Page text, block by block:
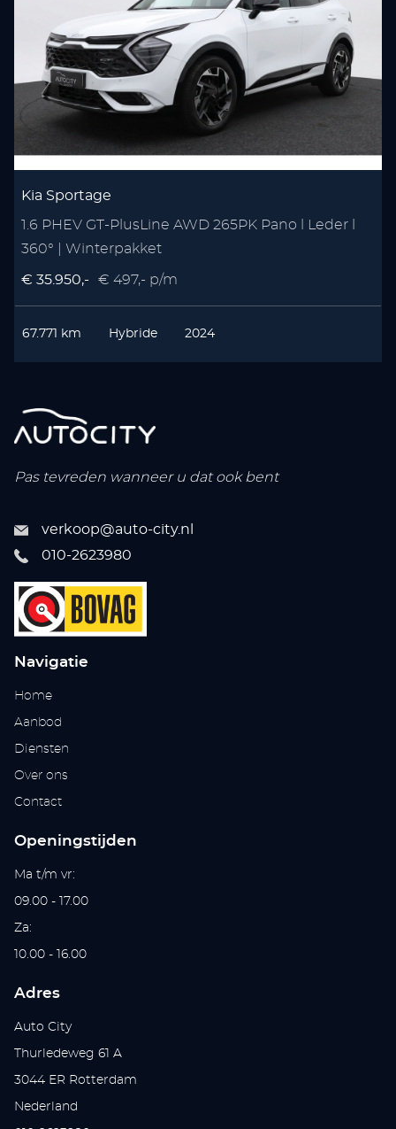
Kia Sportage
1.6 PHEV GT-PlusLine AWD 265PK Pano l Leder l
360° | Winterpakket
€ 35.950,- € 497,- p/m
67.771 km Hybride 2024
Pas tevreden wanneer u dat ook bent
verkoop@auto-city.nl
010-2623980
Navigatie
Home
Aanbod
Diensten
Over ons
Contact
Openingstijden
Ma t/m vr:
09.00 - 17.00
Za:
10.00 - 16.00
Adres
Auto City
Thurledeweg 61 A
3044 ER Rotterdam
Nederland